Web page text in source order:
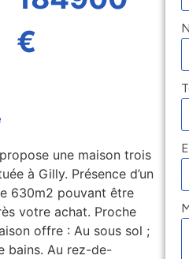
€
une maison trois
à Gilly. Présence d’un
630m2 pouvant être
votre achat. Proche
offre : Au sous sol ;
bains. Au rez-de-